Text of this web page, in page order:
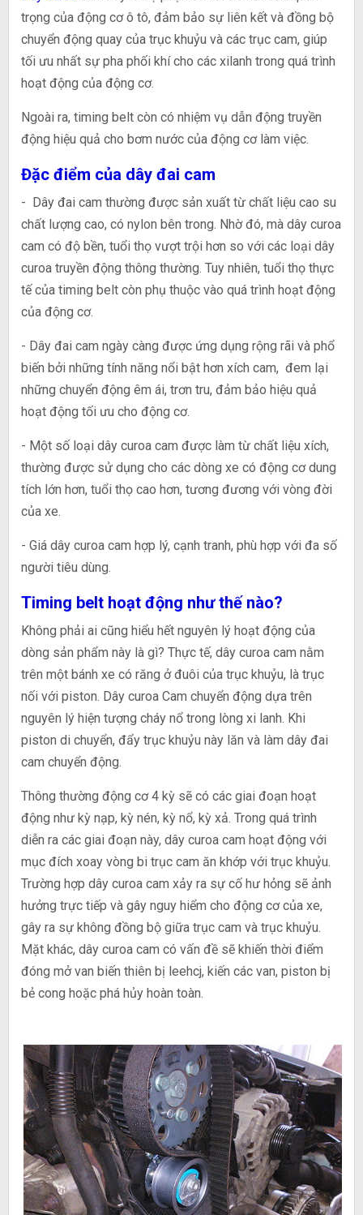
trọng của động cơ ô tô, đảm bảo sự liên kết và đồng bộ
chuyển động quay của trục khuỷu và các trục cam, giúp
tối ưu nhất sự pha phối khí cho các xilanh trong quá trình
hoạt động của động cơ.
Ngoài ra, timing belt còn có nhiệm vụ dẫn động truyền
động hiệu quả cho bơm nước của động cơ làm việc.
Đặc điểm của dây đai cam
- Dây đai cam thường được sản xuất từ chất liệu cao su
chất lượng cao, có nylon bên trong. Nhờ đó, mà dây curoa
cam có độ bền, tuổi thọ vượt trội hơn so với các loại dây
curoa truyền động thông thường. Tuy nhiên, tuổi thọ thực
tế của timing belt còn phụ thuộc vào quá trình hoạt động
của động cơ.
- Dây đai cam ngày càng được ứng dụng rộng rãi và phổ
biến bởi những tính năng nổi bật hơn xích cam, đem lại
những chuyển động êm ái, trơn tru, đảm bảo hiệu quả
hoạt động tối ưu cho động cơ.
- Một số loại dây curoa cam được làm từ chất liệu xích,
thường được sử dụng cho các dòng xe có động cơ dung
tích lớn hơn, tuổi thọ cao hơn, tương đương với vòng đời
của xe.
- Giá dây curoa cam hợp lý, cạnh tranh, phù hợp với đa số
người tiêu dùng.
Timing belt hoạt động như thế nào?
Không phải ai cũng hiểu hết nguyên lý hoạt động của
dòng sản phẩm này là gì? Thực tế, dây curoa cam nằm
trên một bánh xe có răng ở đuôi của trục khuỷu, là trục
nối với piston. Dây curoa Cam chuyển động dựa trên
nguyên lý hiện tượng cháy nổ trong lòng xi lanh. Khi
piston di chuyển, đẩy trục khuỷu này lăn và làm dây đai
cam chuyển động.
Thông thường động cơ 4 kỳ sẽ có các giai đoạn hoạt
động như kỳ nạp, kỳ nén, kỳ nổ, kỳ xả. Trong quá trình
diễn ra các giai đoạn này, dây curoa cam hoạt động với
mục đích xoay vòng bi trục cam ăn khớp với trục khuỷu.
Trường hợp dây curoa cam xảy ra sự cố hư hỏng sẽ ảnh
hưởng trực tiếp và gây nguy hiểm cho động cơ của xe,
gây ra sự không đồng bộ giữa trục cam và trục khuỷu.
Mặt khác, dây curoa cam có vấn đề sẽ khiến thời điểm
đóng mở van biến thiên bị leehcj, kiến các van, piston bị
bẻ cong hoặc phá hủy hoàn toàn.